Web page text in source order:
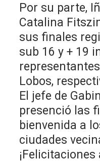
Por su parte,
Catalina
sus finales
sub 16 y + 19
Lobos,
El jefe de
presenció las
bienvenida a
ciudades
¡Felicitaciones